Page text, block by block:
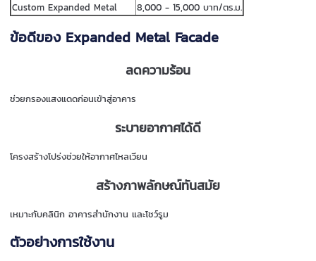
Custom Expanded Metal
8,000 - 15,000 บาท/ตร.ม.
ข้อดีของ Expanded Metal Facade
ลดความร้อน
ช่วยกรองแสงแดดก่อนเข้าสู่อาคาร
ระบายอากาศได้ดี
โครงสร้างโปร่งช่วยให้อากาศไหลเวียน
สร้างภาพลักษณ์ทันสมัย
เหมาะกับคลินิก อาคารสำนักงาน และโชว์รูม
ตัวอย่างการใช้งาน